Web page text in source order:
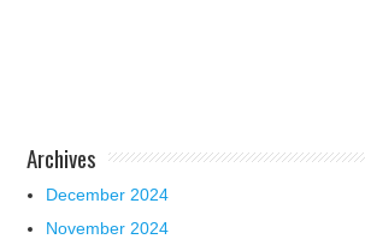
Archives
December 2024
November 2024